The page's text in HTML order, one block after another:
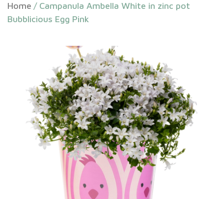
Home / Campanula Ambella White in zinc pot
Bubblicious Egg Pink